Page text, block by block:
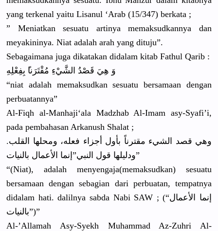
yang terkenal yaitu Lisanul ‘Arab (15/347) berkata ;
” Meniatkan sesuatu artinya memaksudkannya dan
meyakininya. Niat adalah arah yang dituju”.
Sebagaimana juga dikatakan didalam kitab Fathul Qarib :
وَ هِيَ قَصْدُ الشَّيْءِ مُقْتَرَنا ً بِفِعْلِهِ
“niat adalah memaksudkan sesuatu bersamaan dengan
perbuatannya”
Al-Fiqh al-Manhaji‘ala Madzhab Al-Imam asy-Syafi’i,
pada pembahasan Arkanush Shalat ;
وهي قصد الشيء مقترناً بأول أجزاء فعله، ومحلها القلب.
ودليلها قول النبي”إنماالأعمال بالنيات”
“(Niat), adalah menyengaja(memaksudkan) sesuatu
bersamaan dengan sebagian dari perbuatan, tempatnya
didalam hati. dalilnya sabda Nabi SAW ; (“إنما الأعمال
بالنيات”)”
Al-’Allamah Asy-Syekh Muhammad Az-Zuhri Al-